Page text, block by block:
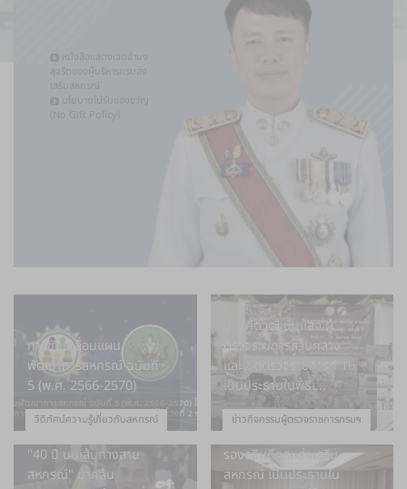
หนังสือแสดงเจตจำนง
สุจริตของผู้บริหารกรมส่ง
เสริมสหกรณ์
นโยบายไม่รับของขวัญ
(No Gift Policy)
การขับเคลื่อนแผน
พัฒนาการสหกรณ์ ฉบับที่
5 (พ.ศ. 2566-2570)
วีดิทัศน์ความรู้เกี่ยวกับสหกรณ์
นายคีตวุฒิ นับแสง ผู้
ตรวจราชการส่วนกลาง
และเขตตรวจราชการที่ 16
เป็นประธานในพิธีเ...
ข่าวกิจกรรมผู้ตรวจราชการกรมฯ
"40 ปี บนเส้นทางสาย
สหกรณ์" มากล้น
รองอธิบดีกรมส่งเสริม
สหกรณ์ เป็นประธานใน